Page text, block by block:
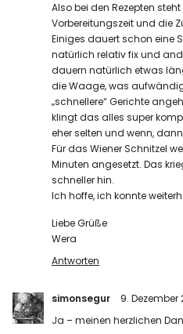
Also bei den Rezepten
Vorbereitungszeit und die
Einiges dauert schon eine
natürlich relativ fix und
dauern natürlich etwas
die Waage, was
„schnellere“ Gerichte
klingt das alles super
eher selten und wenn,
Für das Wiener Schnitzel
Minuten angesetzt. Das
schneller hin.
Ich hoffe, ich konnte
Liebe Grüße
Wera
Antworten
simonsegur
9. Dezember
Ja – meinen herzlichen